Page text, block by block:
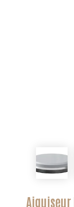
Aiguiseur